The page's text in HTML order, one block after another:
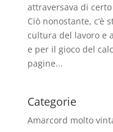
attraversava di
Ciò nonostante, c’è
cultura del lavoro e
e per il gioco del
pagine...
Categorie
Amarcord molto